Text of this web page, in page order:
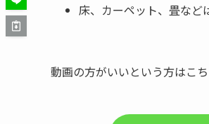
床、カーペット、畳など
動画の方がいいという方はこ